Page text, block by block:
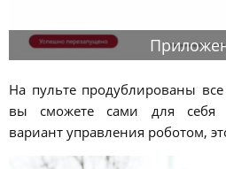
На пульте продублированы
вы сможете сами для себя
вариант управления роботом,